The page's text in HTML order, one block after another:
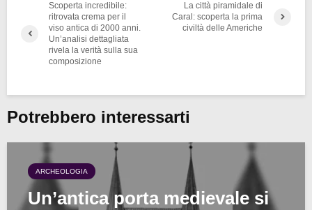
Scoperta incredibile:
ritrovata crema per il
viso antica di 2000 anni.
Un’analisi dettagliata
rivela la verità sulla sua
composizione
La città piramidale di
Caral: scoperta la prima
civiltà delle Americhe
Potrebbero interessarti
ARCHEOLOGIA
Un’antica porta medievale si